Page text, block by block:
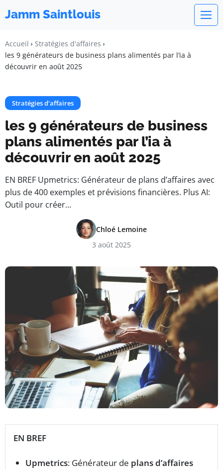
Jamm Saintlouis
Accueil
Stratégies d'affaires
les 9 générateurs de business plans alimentés par l’ia à
découvrir en août 2025
Stratégies d'affaires
les 9 générateurs de business
plans alimentés par l’ia à
découvrir en août 2025
EN BREF Upmetrics: Générateur de plans d’affaires avec
plus de 400 exemples et prévisions financières. Plus AI:
Outil pour créer…
Chloé Lemoine
3 août 2025
EN BREF
Upmetrics: Générateur de plans d’affaires